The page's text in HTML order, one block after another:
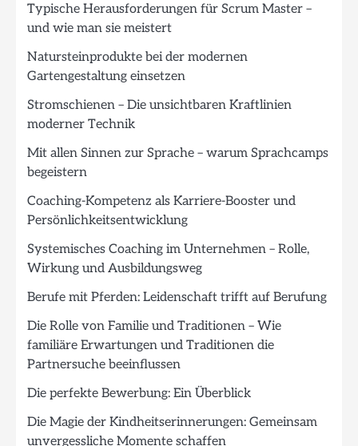
Typische Herausforderungen für Scrum Master –
und wie man sie meistert
Natursteinprodukte bei der modernen
Gartengestaltung einsetzen
Stromschienen – Die unsichtbaren Kraftlinien
moderner Technik
Mit allen Sinnen zur Sprache – warum Sprachcamps
begeistern
Coaching-Kompetenz als Karriere-Booster und
Persönlichkeitsentwicklung
Systemisches Coaching im Unternehmen – Rolle,
Wirkung und Ausbildungsweg
Berufe mit Pferden: Leidenschaft trifft auf Berufung
Die Rolle von Familie und Traditionen – Wie
familiäre Erwartungen und Traditionen die
Partnersuche beeinflussen
Die perfekte Bewerbung: Ein Überblick
Die Magie der Kindheitserinnerungen: Gemeinsam
unvergessliche Momente schaffen